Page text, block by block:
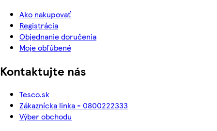
Ako nakupovať
Registrácia
Objednanie doručenia
Moje obľúbené
Kontaktujte nás
Tesco.sk
Zákaznícka linka - 0800222333
Výber obchodu